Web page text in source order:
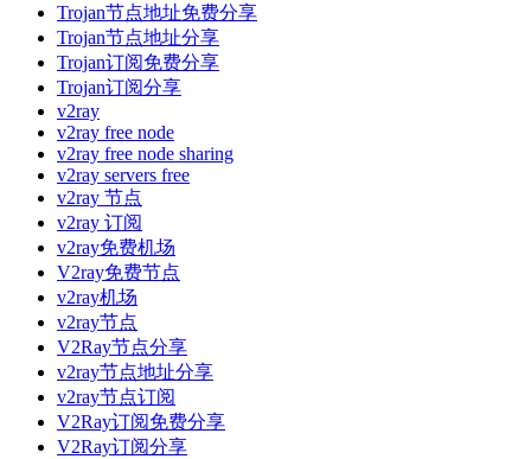
Trojan节点地址免费分享
Trojan节点地址分享
Trojan订阅免费分享
Trojan订阅分享
v2ray
v2ray free node
v2ray free node sharing
v2ray servers free
v2ray 节点
v2ray 订阅
v2ray免费机场
V2ray免费节点
v2ray机场
v2ray节点
V2Ray节点分享
v2ray节点地址分享
v2ray节点订阅
V2Ray订阅免费分享
V2Ray订阅分享